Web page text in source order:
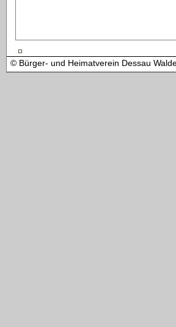
© Bürger- und Heimatverein Dessau